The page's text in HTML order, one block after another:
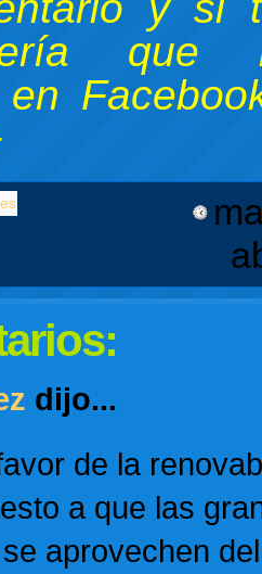
que
dijo...
de la
a que las
aprovechen